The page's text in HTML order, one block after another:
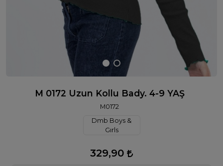
M 0172 Uzun Kollu Bady. 4-9 YAŞ
M0172
Dmb Boys &
Gırls
329,90